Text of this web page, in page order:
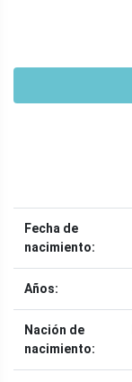
Fecha de
nacimiento:
Años:
Nación de
nacimiento: